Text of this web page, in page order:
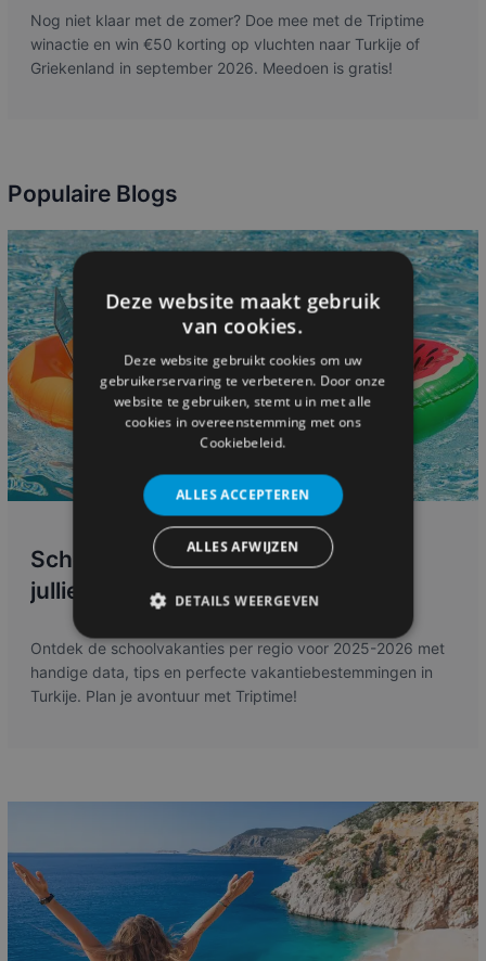
Nog niet klaar met de zomer? Doe mee met de Triptime
winactie en win €50 korting op vluchten naar Turkije of
Griekenland in september 2026. Meedoen is gratis!
Populaire Blogs
Schoolvakanties 2025-2026: Plan
jullie avontuur!
Ontdek de schoolvakanties per regio voor 2025-2026 met
handige data, tips en perfecte vakantiebestemmingen in
Turkije. Plan je avontuur met Triptime!
Deze website maakt gebruik
van cookies.
Deze website gebruikt cookies om uw
gebruikerservaring te verbeteren. Door onze
website te gebruiken, stemt u in met alle
cookies in overeenstemming met ons
Cookiebeleid.
ALLES ACCEPTEREN
ALLES AFWIJZEN
DETAILS WEERGEVEN